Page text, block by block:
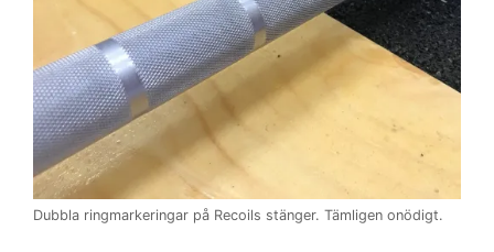
Dubbla ringmarkeringar på Recoils stänger. Tämligen onödigt.